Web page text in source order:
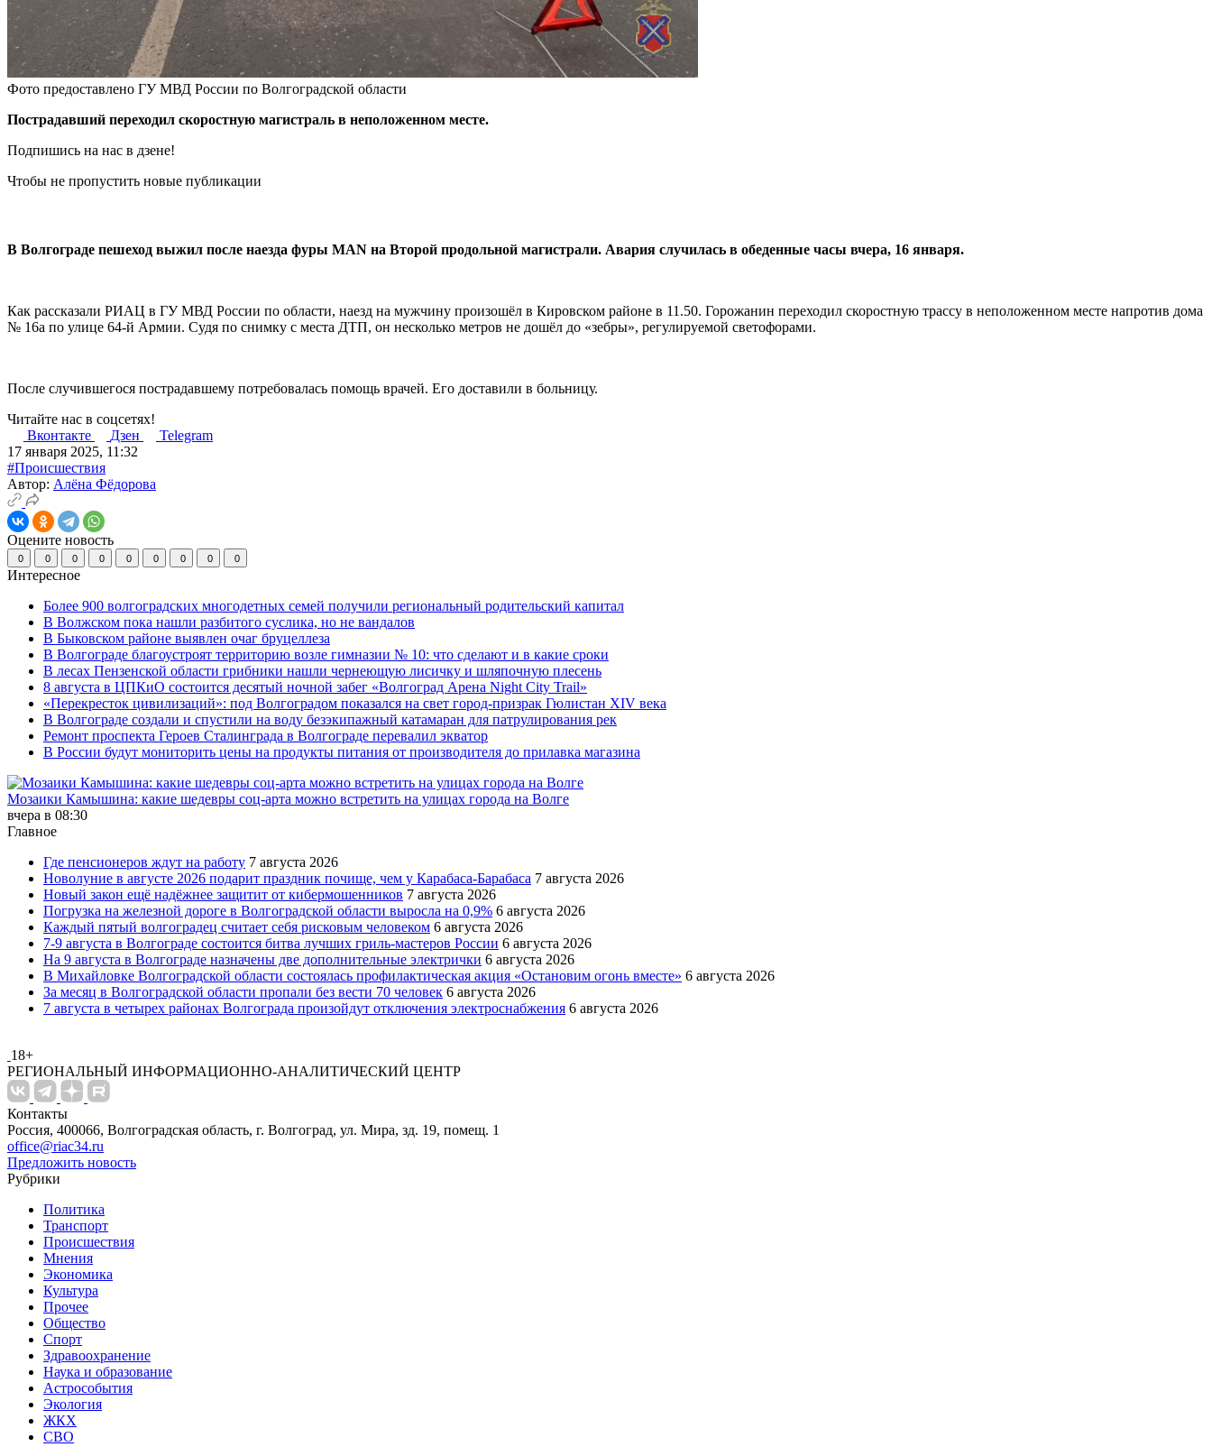
Фото предоставлено ГУ МВД России по Волгоградской области
Пострадавший переходил скоростную магистраль в неположенном месте.
Подпишись на нас в дзене!
Чтобы не пропустить новые публикации
В Волгограде пешеход выжил после наезда фуры MAN на Второй продольной магистрали. Авария случилась в обеденные часы вчера, 16 января.
Как рассказали РИАЦ в ГУ МВД России по области, наезд на мужчину произошёл в Кировском районе в 11.50. Горожанин переходил скоростную трассу в неположенном месте напротив дома
№ 16а по улице 64-й Армии. Судя по снимку с места ДТП, он несколько метров не дошёл до «зебры», регулируемой светофорами.
После случившегося пострадавшему потребовалась помощь врачей. Его доставили в больницу.
Читайте нас в соцсетях!
Вконтакте
Дзен
Telegram
17 января 2025, 11:32
#Происшествия
Автор: Алёна Фёдорова
Оцените новость
0 0 0 0 0 0 0 0 0
Интересное
Более 900 волгоградских многодетных семей получили региональный родительский капитал
В Волжском пока нашли разбитого суслика, но не вандалов
В Быковском районе выявлен очаг бруцеллеза
В Волгограде благоустроят территорию возле гимназии № 10: что сделают и в какие сроки
В лесах Пензенской области грибники нашли чернеющую лисичку и шляпочную плесень
8 августа в ЦПКиО состоится десятый ночной забег «Волгоград Арена Night City Trail»
«Перекресток цивилизаций»: под Волгоградом показался на свет город-призрак Гюлистан XIV века
В Волгограде создали и спустили на воду безэкипажный катамаран для патрулирования рек
Ремонт проспекта Героев Сталинграда в Волгограде перевалил экватор
В России будут мониторить цены на продукты питания от производителя до прилавка магазина
Мозаики Камышина: какие шедевры соц-арта можно встретить на улицах города на Волге
вчера в 08:30
Главное
Где пенсионеров ждут на работу 7 августа 2026
Новолуние в августе 2026 подарит праздник почище, чем у Карабаса-Барабаса 7 августа 2026
Новый закон ещё надёжнее защитит от кибермошенников 7 августа 2026
Погрузка на железной дороге в Волгоградской области выросла на 0,9% 6 августа 2026
Каждый пятый волгоградец считает себя рисковым человеком 6 августа 2026
7-9 августа в Волгограде состоится битва лучших гриль-мастеров России 6 августа 2026
На 9 августа в Волгограде назначены две дополнительные электрички 6 августа 2026
В Михайловке Волгоградской области состоялась профилактическая акция «Остановим огонь вместе» 6 августа 2026
За месяц в Волгоградской области пропали без вести 70 человек 6 августа 2026
7 августа в четырех районах Волгограда произойдут отключения электроснабжения 6 августа 2026
18+
РЕГИОНАЛЬНЫЙ ИНФОРМАЦИОННО-АНАЛИТИЧЕСКИЙ ЦЕНТР
Контакты
Россия, 400066, Волгоградская область, г. Волгоград, ул. Мира, зд. 19, помещ. 1
office@riac34.ru
Предложить новость
Рубрики
Политика
Транспорт
Происшествия
Мнения
Экономика
Культура
Прочее
Общество
Спорт
Здравоохранение
Наука и образование
Астрособытия
Экология
ЖКХ
СВО